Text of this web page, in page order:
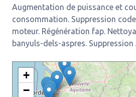
Augmentation de puissance et
consommation. Suppression
moteur. Régénération fap.
banyuls-dels-aspres.
+
−